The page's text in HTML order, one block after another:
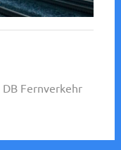
DB Fernverkehr